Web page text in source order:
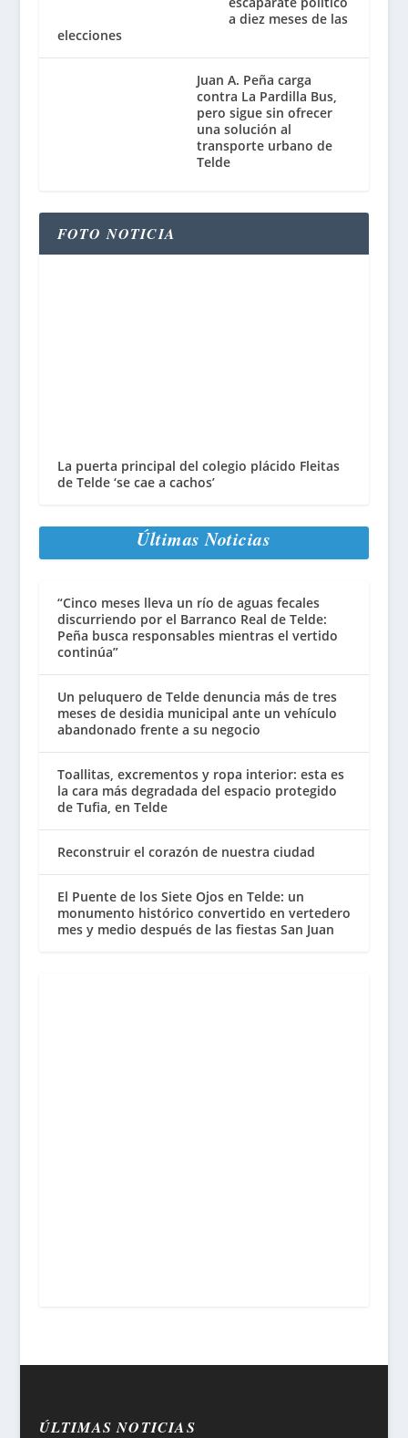
a diez meses de las
elecciones
Juan A. Peña carga
contra La Pardilla Bus,
pero sigue sin ofrecer
una solución al
transporte urbano de
Telde
FOTO NOTICIA
La puerta principal del colegio plácido Fleitas
de Telde ‘se cae a cachos’
Últimas Noticias
“Cinco meses lleva un río de aguas fecales
discurriendo por el Barranco Real de Telde:
Peña busca responsables mientras el vertido
continúa”
Un peluquero de Telde denuncia más de tres
meses de desidia municipal ante un vehículo
abandonado frente a su negocio
Toallitas, excrementos y ropa interior: esta es
la cara más degradada del espacio protegido
de Tufia, en Telde
Reconstruir el corazón de nuestra ciudad
El Puente de los Siete Ojos en Telde: un
monumento histórico convertido en vertedero
mes y medio después de las fiestas San Juan
ÚLTIMAS NOTICIAS